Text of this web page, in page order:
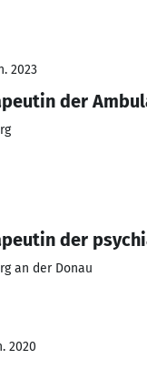
2023
der
der
an der Donau
2020